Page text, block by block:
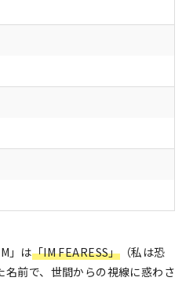
」は「IM FEARESS」（私は恐
前で、世間からの視線に惑わさ